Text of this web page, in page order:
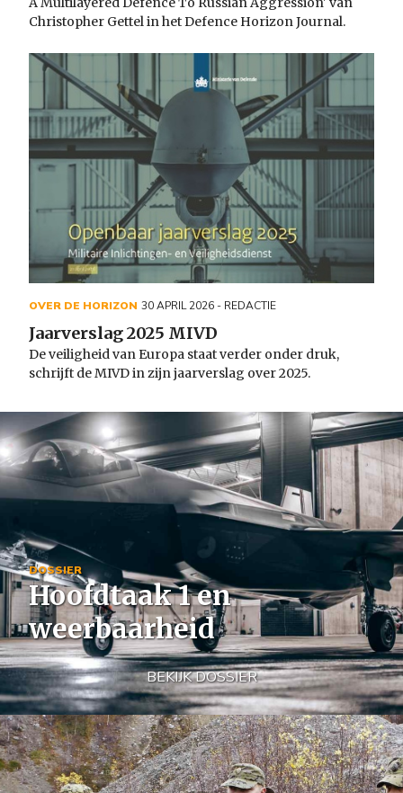
Christopher Gettel in het Defence Horizon Journal.
OVER DE HORIZON 30 APRIL 2026- REDACTIE
Jaarverslag 2025 MIVD
De veiligheid van Europa staat verder onder druk,
schrijft de MIVD in zijn jaarverslag over 2025.
Image
DOSSIER
Hoofdtaak 1 en
weerbaarheid
BEKIJK DOSSIER